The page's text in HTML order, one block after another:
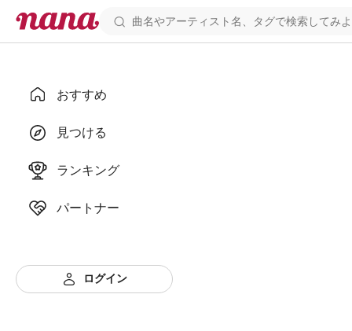
おすすめ
見つける
ランキング
パートナー
ログイン